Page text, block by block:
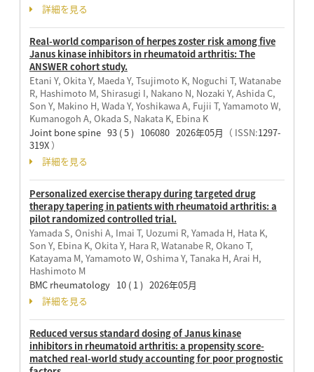
詳細を見る
Real-world comparison of herpes zoster risk among five
Janus kinase inhibitors in rheumatoid arthritis: The
ANSWER cohort study.
Etani Y, Okita Y, Maeda Y, Tsujimoto K, Noguchi T, Watanabe
R, Hashimoto M, Shirasugi I, Nakano N, Nozaki Y, Ashida C,
Son Y, Makino H, Wada Y, Yoshikawa A, Fujii T, Yamamoto W,
Kumanogoh A, Okada S, Nakata K, Ebina K
Joint bone spine 93 ( 5 ) 106080 2026年05月 （ ISSN:1297-
319X）
詳細を見る
Personalized exercise therapy during targeted drug
therapy tapering in patients with rheumatoid arthritis: a
pilot randomized controlled trial.
Yamada S, Onishi A, Imai T, Uozumi R, Yamada H, Hata K,
Son Y, Ebina K, Okita Y, Hara R, Watanabe R, Okano T,
Katayama M, Yamamoto W, Oshima Y, Tanaka H, Arai H,
Hashimoto M
BMC rheumatology 10 ( 1 ) 2026年05月
詳細を見る
Reduced versus standard dosing of Janus kinase
inhibitors in rheumatoid arthritis: a propensity score-
matched real-world study accounting for poor prognostic